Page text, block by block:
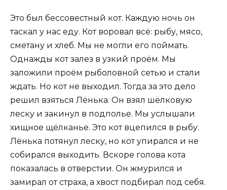
Это был бессовестный кот. Каждую ночь он
таскал у нас еду. Кот воровал всё: рыбу, мясо,
сметану и хлеб. Мы не могли его поймать.
Однажды кот залез в узкий проём. Мы
заложили проём рыболовной сетью и стали
ждать. Но кот не выходил. Тогда за это дело
решил взяться Лёнька. Он взял шёлковую
леску и закинул в подполье. Мы услышали
хищное щёлканье. Это кот вцепился в рыбу.
Лёнька потянул леску, но кот упирался и не
собирался выходить. Вскоре голова кота
показалась в отверстии. Он жмурился и
замирал от страха, а хвост подбирал под себя.